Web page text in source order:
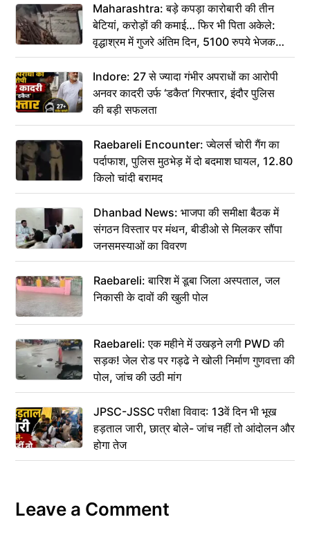
Maharashtra: बड़े कपड़ा कारोबारी की तीन
बेटियां, करोड़ों की कमाई… फिर भी पिता अकेले:
वृद्धाश्रम में गुजरे अंतिम दिन, 5100 रुपये भेजकर
कहा– अंतिम संस्कार कर दीजिए हम नहीं आ पाएंगे
Indore: 27 से ज्यादा गंभीर अपराधों का आरोपी
अनवर कादरी उर्फ ‘डकैत’ गिरफ्तार, इंदौर पुलिस
की बड़ी सफलता
Raebareli Encounter: ज्वेलर्स चोरी गैंग का
पर्दाफाश, पुलिस मुठभेड़ में दो बदमाश घायल, 12.80
किलो चांदी बरामद
Dhanbad News: भाजपा की समीक्षा बैठक में
संगठन विस्तार पर मंथन, बीडीओ से मिलकर सौंपा
जनसमस्याओं का विवरण
Raebareli: बारिश में डूबा जिला अस्पताल, जल
निकासी के दावों की खुली पोल
Raebareli: एक महीने में उखड़ने लगी PWD की
सड़क! जेल रोड पर गड्ढे ने खोली निर्माण गुणवत्ता की
पोल, जांच की उठी मांग
JPSC-JSSC परीक्षा विवाद: 13वें दिन भी भूख
हड़ताल जारी, छात्र बोले- जांच नहीं तो आंदोलन और
होगा तेज
Leave a Comment